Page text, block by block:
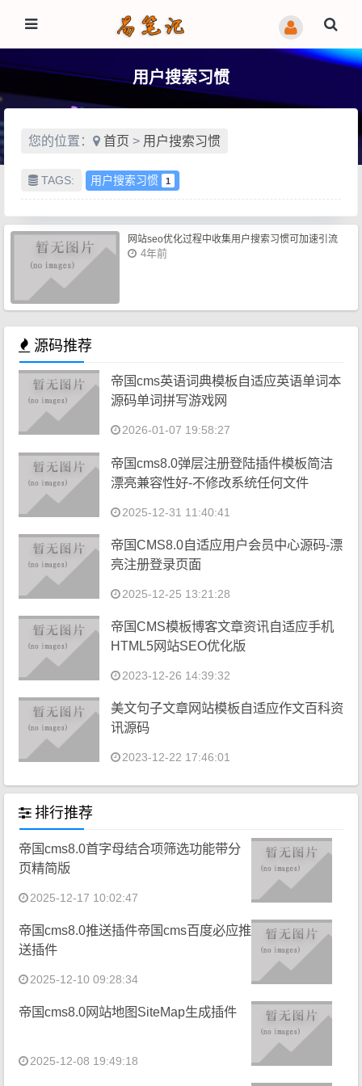
用户搜索习惯
您的位置： 首页 > 用户搜索习惯
TAGS: 用户搜索习惯 1
网站seo优化过程中收集用户搜索习惯可加速引流
4年前
源码推荐
帝国cms英语词典模板自适应英语单词本
源码单词拼写游戏网
2026-01-07 19:58:27
帝国cms8.0弹层注册登陆插件模板简洁
漂亮兼容性好-不修改系统任何文件
2025-12-31 11:40:41
帝国CMS8.0自适应用户会员中心源码-漂
亮注册登录页面
2025-12-25 13:21:28
帝国CMS模板博客文章资讯自适应手机
HTML5网站SEO优化版
2023-12-26 14:39:32
美文句子文章网站模板自适应作文百科资
讯源码
2023-12-22 17:46:01
排行推荐
帝国cms8.0首字母结合项筛选功能带分
页精简版
2025-12-17 10:02:47
帝国cms8.0推送插件帝国cms百度必应推
送插件
2025-12-10 09:28:34
帝国cms8.0网站地图SiteMap生成插件
2025-12-08 19:49:18